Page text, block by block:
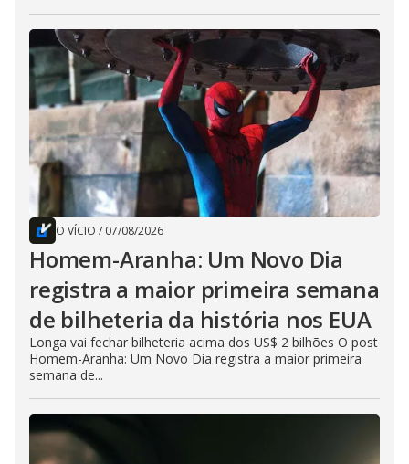
O VÍCIO / 07/08/2026
Homem-Aranha: Um Novo Dia
registra a maior primeira semana
de bilheteria da história nos EUA
Longa vai fechar bilheteria acima dos US$ 2 bilhões O post
Homem-Aranha: Um Novo Dia registra a maior primeira
semana de...